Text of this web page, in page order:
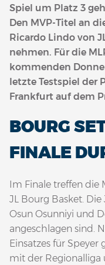
Spiel um Platz 3
Den MVP-Titel an
Ricardo Lindo von
nehmen. Für die
kommenden
letzte Testspiel der
Frankfurt auf dem
BOURG
FINALE
Im Finale treffen die
JL Bourg Basket.
Osun Osunniyi und
angeschlagen sind.
Einsatzes für Speyer
mit der Regionalliga